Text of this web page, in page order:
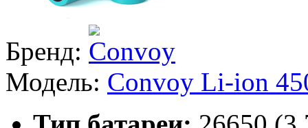
Бренд:
Модель: Convoy Li-ion